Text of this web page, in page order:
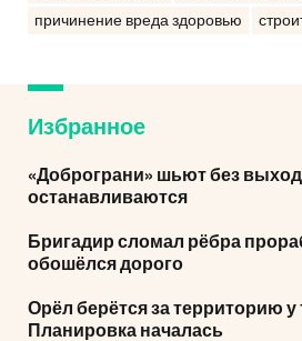
причинение вреда здоровью
Избранное
«Доброграни» шьют без
останавливаются
Бригадир сломал рёбра
обошёлся дорого
Орёл берётся за территорию
Планировка началась